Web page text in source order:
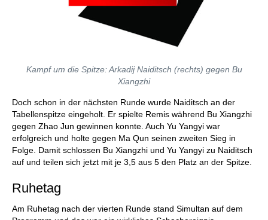
Kampf um die Spitze: Arkadij Naiditsch (rechts) gegen Bu
Xiangzhi
Doch schon in der nächsten Runde wurde Naiditsch an der
Tabellenspitze eingeholt. Er spielte Remis während Bu Xiangzhi
gegen Zhao Jun gewinnen konnte. Auch Yu Yangyi war
erfolgreich und holte gegen Ma Qun seinen zweiten Sieg in
Folge. Damit schlossen Bu Xiangzhi und Yu Yangyi zu Naiditsch
auf und teilen sich jetzt mit je 3,5 aus 5 den Platz an der Spitze.
Ruhetag
Am Ruhetag nach der vierten Runde stand Simultan auf dem